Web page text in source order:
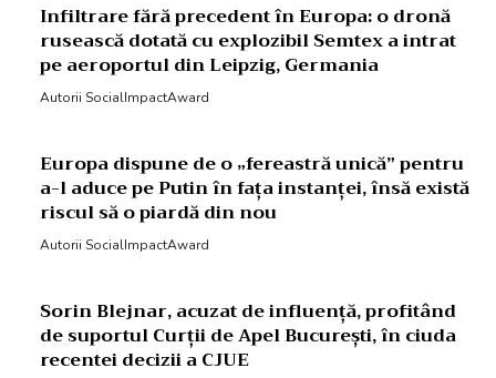
Infiltrare fără precedent în Europa: o dronă
rusească dotată cu explozibil Semtex a intrat
pe aeroportul din Leipzig, Germania
Autorii SocialImpactAward
Europa dispune de o „fereastră unică” pentru
a-l aduce pe Putin în fața instanței, însă există
riscul să o piardă din nou
Autorii SocialImpactAward
Sorin Blejnar, acuzat de influență, profitând
de suportul Curții de Apel București, în ciuda
recentei decizii a CJUE